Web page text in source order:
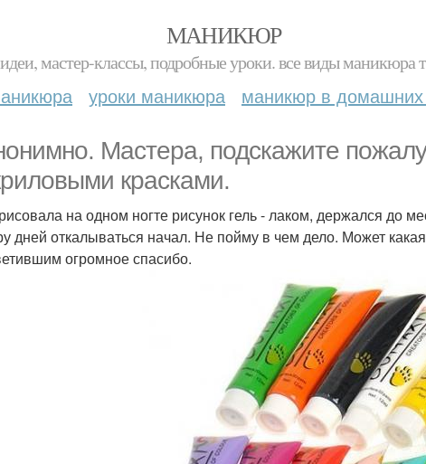
МАНИКЮР
мастер-классы, подробные уроки. все виды маникюра
уроки маникюра маникюр в домашних
Мастера, подскажите
красками.
на одном ногте рисунок гель - лаком, держался до
дней откалываться начал. Не пойму в чем дело. Может
огромное спасибо.